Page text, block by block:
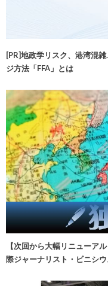
[PR]地政学リスク、港湾混
ジ方法「FFA」とは
【次回から大幅リニューア
際ジャーナリスト・ビニシ